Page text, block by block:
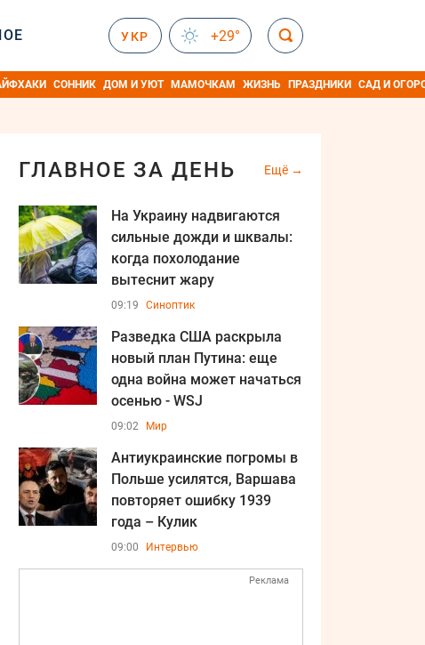
УКР +29°
СОННИК ДОМ И УЮТ МАМОЧКАМ ЖИЗНЬ ПРАЗДНИКИ САД И
ГЛАВНОЕ ЗА ДЕНЬ Ещё
На Украину надвигаются
сильные дожди и шквалы:
когда похолодание
вытеснит жару
09:19 Синоптик
Разведка США раскрыла
новый план Путина: еще
одна война может начаться
осенью - WSJ
09:02 Мир
Антиукраинские погромы в
Польше усилятся, Варшава
повторяет ошибку 1939
года – Кулик
09:00 Интервью
Реклама